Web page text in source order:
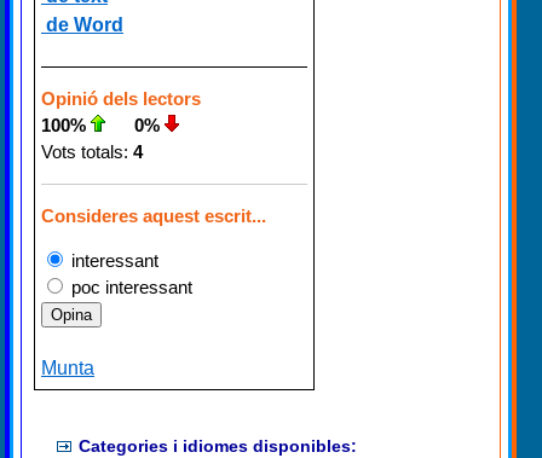
de Word
Opinió dels lectors
100%
0%
Vots totals: 4
Consideres aquest escrit...
interessant
poc interessant
Munta
Categories i idiomes disponibles: